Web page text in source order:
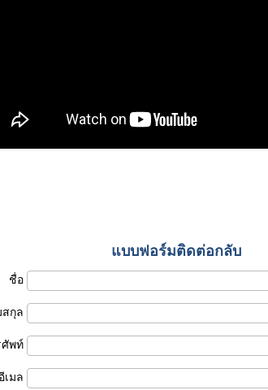
แบบฟอร์มติดต่อกลับ
ชื่อ
กุล
ศัพท์
เมล